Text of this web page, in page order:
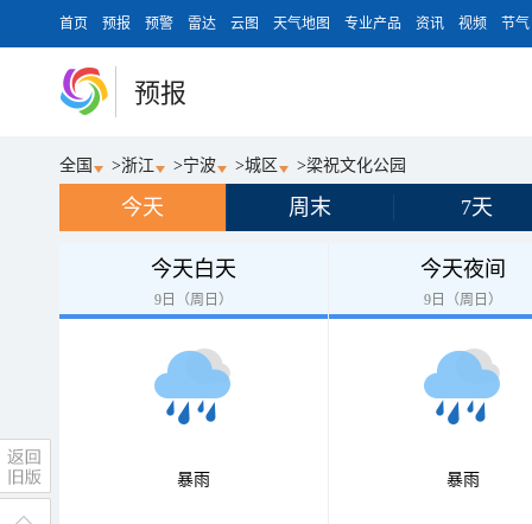
首页 预报 预警 雷达 云图 天气地图 专业产品 资讯 视频 节气
预报
全国 >浙江 >宁波 >城区 >梁祝文化公园
今天 周末 7天
今天白天
9日（周日）
暴雨
今天夜间
9日（周日）
暴雨